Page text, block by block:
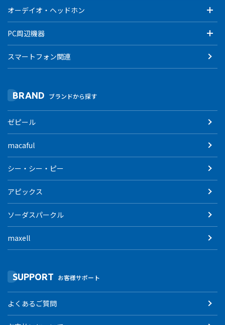
オーデイオ・ヘッドホン
PC周辺機器
スマートフォン関連
BRAND ブランドから探す
ゼピール
macaful
シー・シー・ピー
アピックス
ソーダスパークル
maxell
SUPPORT お客様サポート
よくあるご質問